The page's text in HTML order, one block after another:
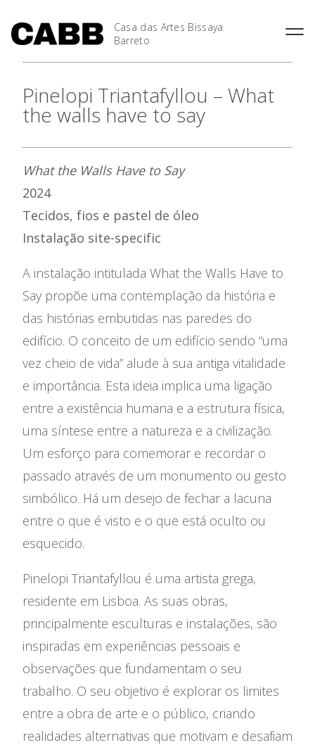
Casa das Artes Bissaya
Barreto
As Casas
Agenda
Exposições
Festival Les Siestes
A Casa das Artes em 2025
Residências Artísticas
Pinelopi Triantafyllou – What
the walls have to say
What the Walls Have to Say
2024
Tecidos, fios e pastel de óleo
Instalação site-specific
A instalação intitulada What the Walls Have to
Say propõe uma contemplação da história e
das histórias embutidas nas paredes do
edifício. O conceito de um edifício sendo “uma
vez cheio de vida” alude à sua antiga vitalidade
e importância. Esta ideia implica uma ligação
entre a existência humana e a estrutura física,
uma síntese entre a natureza e a civilização.
Um esforço para comemorar e recordar o
passado através de um monumento ou gesto
simbólico. Há um desejo de fechar a lacuna
entre o que é visto e o que está oculto ou
esquecido.
Pinelopi Triantafyllou é uma artista grega,
residente em Lisboa. As suas obras,
principalmente esculturas e instalações, são
inspiradas em experiências pessoais e
observações que fundamentam o seu
trabalho. O seu objetivo é explorar os limites
entre a obra de arte e o público, criando
realidades alternativas que motivam e desafiam